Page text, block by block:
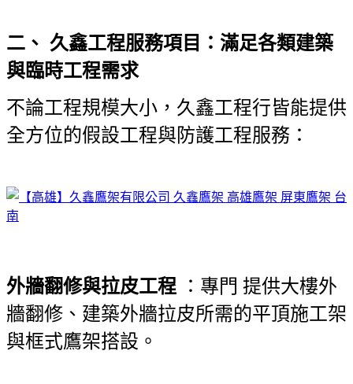
二、 久鑫工程服務項目：滿足各類建築
與臨時工程需求
不論工程規模大小，久鑫工程行皆能提供
全方位的假設工程與防護工程服務：
外牆翻修與拉皮工程 ：專門 提供大樓外
牆翻修、建築外牆拉皮所需的平頂施工架
與框式鷹架搭設。